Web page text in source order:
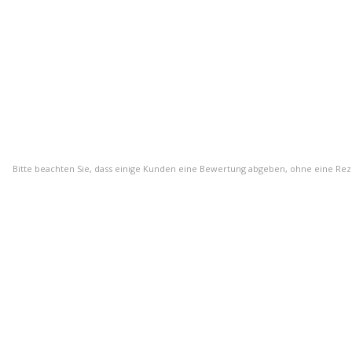
Bitte beachten Sie, dass einige Kunden eine Bewertung abgeben, ohne eine